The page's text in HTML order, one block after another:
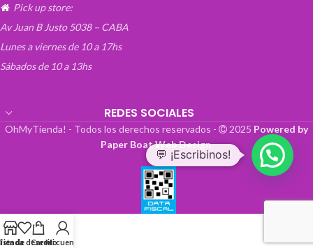
ideas!
Pick up store:
Av Juan B Justo 5038 – CABA
Lunes a viernes de 10 a 17hs
Sábados de 10 a 13hs
REDES SOCIALES
OhMyTienda! - Todos los derechos reservados - 2025 Powered by
Paper Boat Web Design.
de deseos
CarritoMi cuenta
💬 ¡Escribinos!